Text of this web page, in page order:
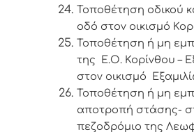
Τοποθέτηση οδικού
οδό στον οικισμό
Τοποθέτηση ή μη
της Ε.Ο. Κορίνθου –
στον οικισμό
Τοποθέτηση ή μη
αποτροπή στάσης-
πεζοδρόμιο της